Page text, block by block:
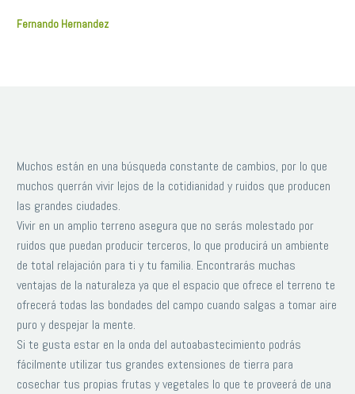
Fernando Hernandez
Muchos están en una búsqueda constante de cambios, por lo que
muchos querrán vivir lejos de la cotidianidad y ruidos que producen
las grandes ciudades.
Vivir en un amplio terreno asegura que no serás molestado por
ruidos que puedan producir terceros, lo que producirá un ambiente
de total relajación para ti y tu familia. Encontrarás muchas
ventajas de la naturaleza ya que el espacio que ofrece el terreno te
ofrecerá todas las bondades del campo cuando salgas a tomar aire
puro y despejar la mente.
Si te gusta estar en la onda del autoabastecimiento podrás
fácilmente utilizar tus grandes extensiones de tierra para
cosechar tus propias frutas y vegetales lo que te proveerá de una